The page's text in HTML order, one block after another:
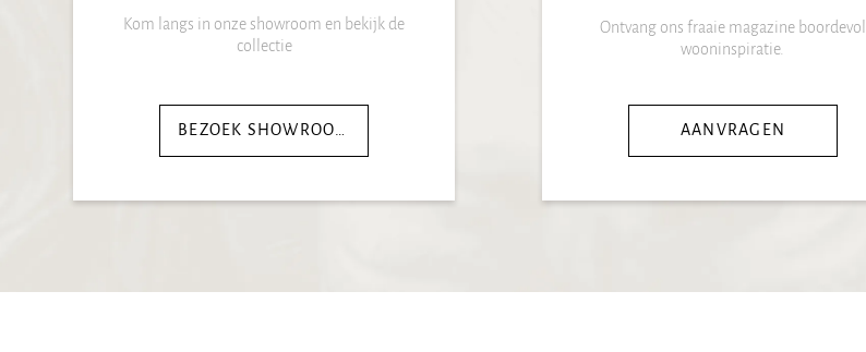
Kom langs in onze showroom en bekijk de
collectie
BEZOEK SHOWROOM
Ontvang ons fraaie magazine boordevol
wooninspiratie.
AANVRAGEN